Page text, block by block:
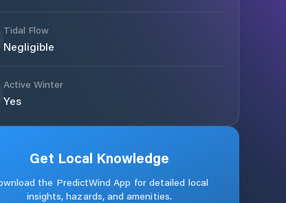
Tidal Flow
Negligible
Active Winter
Yes
Get Local Knowledge
the PredictWind App for detailed local
insights, hazards, and amenities.